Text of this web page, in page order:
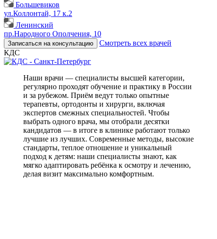
Большевиков
ул.Коллонтай, 17 к.2
Ленинский
пр.Народного Ополчения, 10
Записаться на консультацию
Смотреть всех врачей
КДС
Наши врачи — специалисты высшей категории,
регулярно проходят обучение и практику в России
и за рубежом. Приём ведут только опытные
терапевты, ортодонты и хирурги, включая
экспертов смежных специальностей. Чтобы
выбрать одного врача, мы отобрали десятки
кандидатов — в итоге в клинике работают только
лучшие из лучших. Современные методы, высокие
стандарты, теплое отношение и уникальный
подход к детям: наши специалисты знают, как
мягко адаптировать ребёнка к осмотру и лечению,
делая визит максимально комфортным.